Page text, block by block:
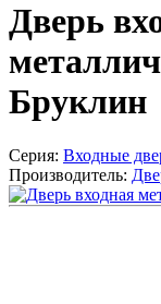
Дверь
Бруклин
Серия: Входные
Производитель: